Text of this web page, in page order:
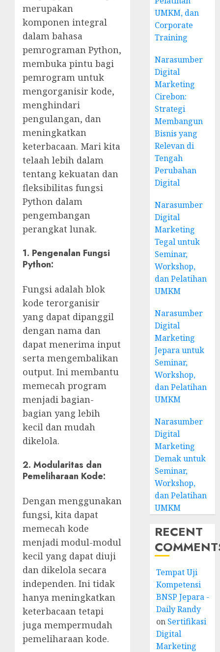
merupakan
komponen integral
dalam bahasa
pemrograman Python,
membuka pintu bagi
pemrogram untuk
mengorganisir kode,
menghindari
pengulangan, dan
meningkatkan
keterbacaan. Mari kita
telaah lebih dalam
tentang kekuatan dan
fleksibilitas fungsi
Python dalam
pengembangan
perangkat lunak.
1. Pengenalan Fungsi
Python:
Fungsi adalah blok
kode terorganisir
yang dapat dipanggil
dengan nama dan
dapat menerima input
serta mengembalikan
output. Ini membantu
memecah program
menjadi bagian-
bagian yang lebih
kecil dan mudah
dikelola.
2. Modularitas dan
Pemeliharaan Kode:
Dengan menggunakan
fungsi, kita dapat
memecah kode
menjadi modul-modul
kecil yang dapat diuji
dan dikelola secara
independen. Ini tidak
hanya meningkatkan
keterbacaan tetapi
juga mempermudah
pemeliharaan kode.
UMKM, dan
Corporate
Training
Narasumber
Digital
Marketing
Cirebon:
Strategi
Membangun
Bisnis yang
Relevan di
Tengah
Perubahan
Digital
Narasumber
Digital
Marketing
Tegal untuk
Seminar,
Workshop,
dan Pelatihan
UMKM
Narasumber
Digital
Marketing
Jepara untuk
Seminar,
Workshop,
dan Pelatihan
UMKM
Narasumber
Digital
Marketing
Demak untuk
Seminar,
Workshop,
dan Pelatihan
UMKM
RECENT
Tempat Uji
Kompetensi
BNSP Jepara -
Daily Randy
on Sertifikasi
Digital
Marketing